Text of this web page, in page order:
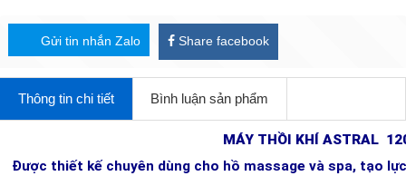
Gửi tin nhắn Zalo Share facebook
Thông tin chi tiết Bình luận sản phẩm
MÁY THỒI KHÍ ASTRAL
Được thiết kế chuyên dùng cho hồ massage và spa, tạo